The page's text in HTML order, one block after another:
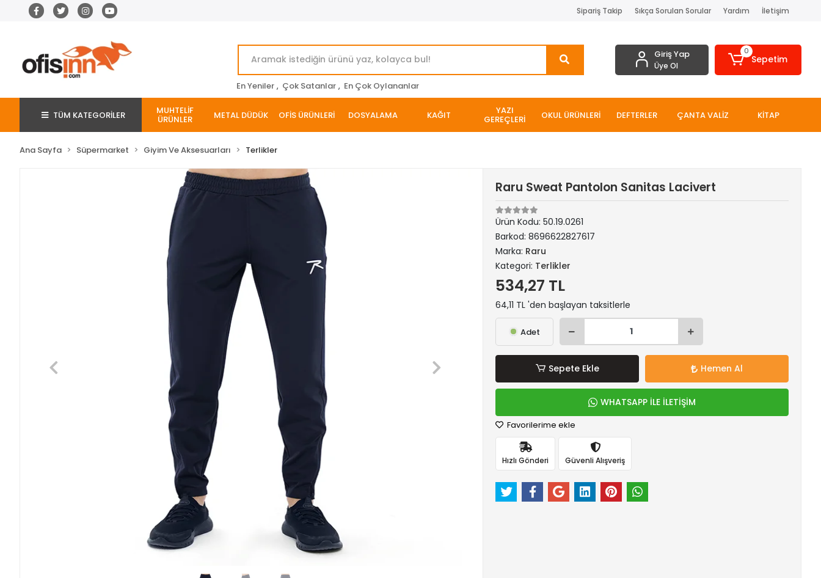
Sipariş Takip Sıkça Sorulan Sorular Yardım İletişim
En Yeniler , Çok Satanlar , En Çok Oylananlar
Giriş Yap
Üye Ol
0
Sepetim
TÜM KATEGORİLER MUHTELİF
ÜRÜNLER METAL DÜDÜK OFİS ÜRÜNLERİ DOSYALAMA KAĞIT YAZI
GEREÇLERİ OKUL ÜRÜNLERİ DEFTERLER ÇANTA VALİZ KİTAP
Ana Sayfa Süpermarket Giyim Ve Aksesuarları Terlikler
Raru Sweat Pantolon Sanitas Lacivert
Ürün Kodu:50.19.0261
Barkod:8696622827617
Marka: Raru
Kategori: Terlikler
534,27 TL
64,11 TL 'den başlayan taksitlerle
Adet
Sepete Ekle Hemen Al
WHATSAPP İLE İLETİŞİM
Favorilerime ekle
Hızlı Gönderi Güvenli Alışveriş